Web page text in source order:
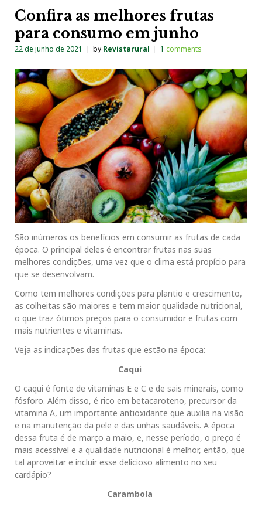
Confira as melhores frutas
para consumo em junho
22 de junho de 2021 by Revistarural 1 comments
São inúmeros os benefícios em consumir as frutas de cada
época. O principal deles é encontrar frutas nas suas
melhores condições, uma vez que o clima está propício para
que se desenvolvam.
Como tem melhores condições para plantio e crescimento,
as colheitas são maiores e tem maior qualidade nutricional,
o que traz ótimos preços para o consumidor e frutas com
mais nutrientes e vitaminas.
Veja as indicações das frutas que estão na época:
Caqui
O caqui é fonte de vitaminas E e C e de sais minerais, como
fósforo. Além disso, é rico em betacaroteno, precursor da
vitamina A, um importante antioxidante que auxilia na visão
e na manutenção da pele e das unhas saudáveis. A época
dessa fruta é de março a maio, e, nesse período, o preço é
mais acessível e a qualidade nutricional é melhor, então, que
tal aproveitar e incluir esse delicioso alimento no seu
cardápio?
Carambola